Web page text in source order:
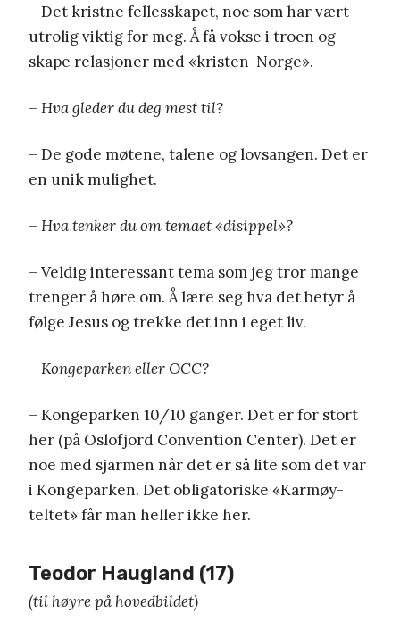
– Det kristne fellesskapet, noe som har vært
utrolig viktig for meg. Å få vokse i troen og
skape relasjoner med «kristen-Norge».
– Hva gleder du deg mest til?
– De gode møtene, talene og lovsangen. Det er
en unik mulighet.
– Hva tenker du om temaet «disippel»?
– Veldig interessant tema som jeg tror mange
trenger å høre om. Å lære seg hva det betyr å
følge Jesus og trekke det inn i eget liv.
– Kongeparken eller OCC?
– Kongeparken 10/10 ganger. Det er for stort
her (på Oslofjord Convention Center). Det er
noe med sjarmen når det er så lite som det var
i Kongeparken. Det obligatoriske «Karmøy-
teltet» får man heller ikke her.
Teodor Haugland (17)
(til høyre på hovedbildet)